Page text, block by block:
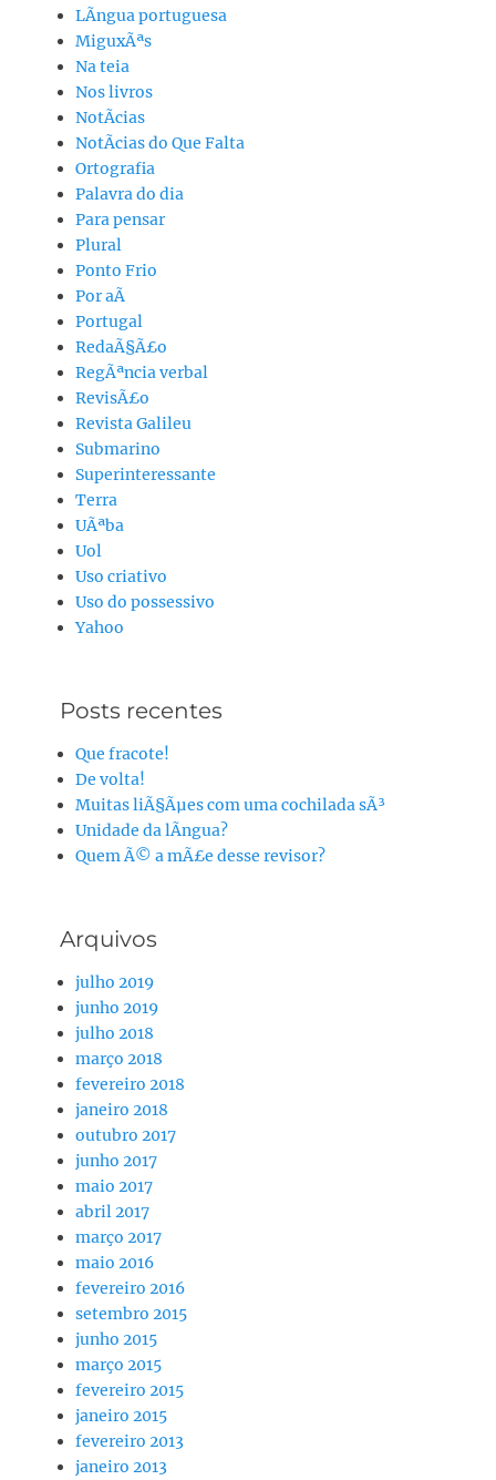
LÃ­ngua portuguesa
MiguxÃªs
Na teia
Nos livros
NotÃ­cias
NotÃ­cias do Que Falta
Ortografia
Palavra do dia
Para pensar
Plural
Ponto Frio
Por aÃ­
Portugal
RedaÃ§Ã£o
RegÃªncia verbal
RevisÃ£o
Revista Galileu
Submarino
Superinteressante
Terra
UÃªba
Uol
Uso criativo
Uso do possessivo
Yahoo
Posts recentes
Que fracote!
De volta!
Muitas liÃ§Ãµes com uma cochilada sÃ³
Unidade da lÃ­ngua?
Quem Ã© a mÃ£e desse revisor?
Arquivos
julho 2019
junho 2019
julho 2018
março 2018
fevereiro 2018
janeiro 2018
outubro 2017
junho 2017
maio 2017
abril 2017
março 2017
maio 2016
fevereiro 2016
setembro 2015
junho 2015
março 2015
fevereiro 2015
janeiro 2015
fevereiro 2013
janeiro 2013